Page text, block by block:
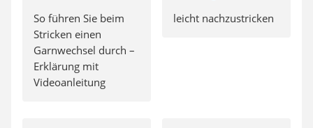
So führen Sie beim
Stricken einen
Garnwechsel durch –
Erklärung mit
Videoanleitung
leicht nachzustricken